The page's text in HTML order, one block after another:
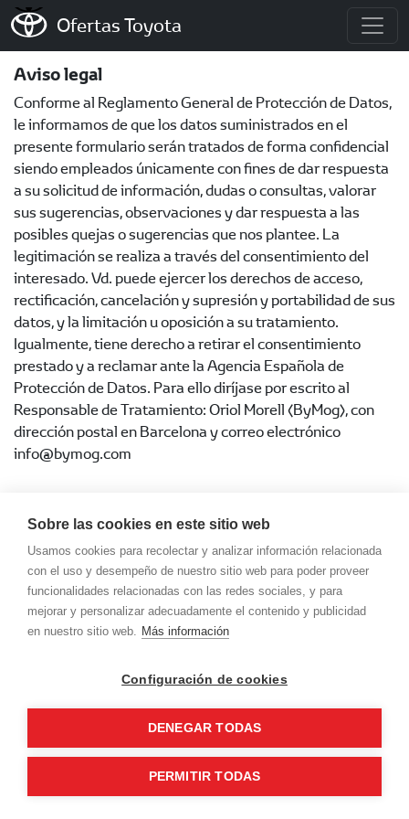
Ofertas Toyota
Aviso legal
Conforme al Reglamento General de Protección de Datos,
le informamos de que los datos suministrados en el
presente formulario serán tratados de forma confidencial
siendo empleados únicamente con fines de dar respuesta
a su solicitud de información, dudas o consultas, valorar
sus sugerencias, observaciones y dar respuesta a las
posibles quejas o sugerencias que nos plantee. La
legitimación se realiza a través del consentimiento del
interesado. Vd. puede ejercer los derechos de acceso,
rectificación, cancelación y supresión y portabilidad de sus
datos, y la limitación u oposición a su tratamiento.
Igualmente, tiene derecho a retirar el consentimiento
prestado y a reclamar ante la Agencia Española de
Protección de Datos. Para ello diríjase por escrito al
Responsable de Tratamiento: Oriol Morell (ByMog), con
dirección postal en Barcelona y correo electrónico
info@bymog.com
Política de privacidad-Política de cookies-Aviso Legal
Contacta con nosotros
© Ofertas Toyota 2026
Sobre las cookies en este sitio web
Usamos cookies para recolectar y analizar información relacionada
con el uso y desempeño de nuestro sitio web para poder proveer
funcionalidades relacionadas con las redes sociales, y para
mejorar y personalizar adecuadamente el contenido y publicidad
en nuestro sitio web. Más información
Configuración de cookies
DENEGAR TODAS
PERMITIR TODAS